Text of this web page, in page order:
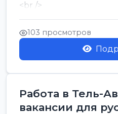
<br />
Работа в Нетании на
производстве: требу...
103 просмотров
Работа в Тель-
вакансии для